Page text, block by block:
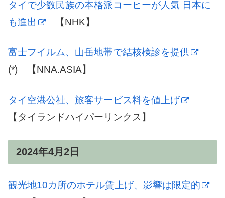
タイで少数民族の本格派コーヒーが人気 日本に
も進出
【NHK】
富士フイルム、山岳地帯で結核検診を提供
(*) 【NNA.ASIA】
タイ空港公社、旅客サービス料を値上げ
【タイランドハイパーリンクス】
2024年4月2日
観光地10カ所のホテル賃上げ、影響は限定的